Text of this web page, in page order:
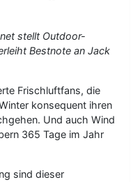
stellt Outdoor-
Bestnote an Jack
Frischluftfans, die
konsequent ihren
Und auch Wind
365 Tage im Jahr
sind dieser